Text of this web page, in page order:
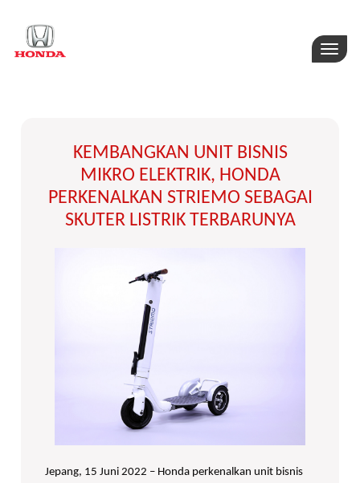
Toggle
KEMBANGKAN UNIT BISNIS
MIKRO ELEKTRIK, HONDA
PERKENALKAN STRIEMO SEBAGAI
SKUTER LISTRIK TERBARUNYA
Jepang, 15 Juni 2022 – Honda perkenalkan unit bisnis